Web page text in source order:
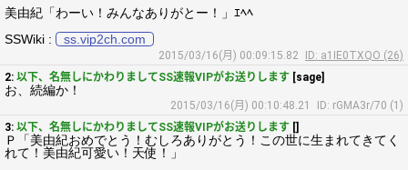
美由紀「わーい！みんなありがとー！」ｴﾍﾍ
SSWiki :
ss.vip2ch.com
2015/03/16(月) 00:09:15.82
ID: a1IE0TXQO (26)
2: 以下、名無しにかわりましてSS速報VIPがお送りします [sage]
お、続編か！
2015/03/16(月) 00:10:48.21
ID: rGMA3r/70 (1)
3: 以下、名無しにかわりましてSS速報VIPがお送りします []
Ｐ「美由紀おめでとう！むしろありがとう！この世に生まれてきてく
れて！美由紀可愛い！天使！」